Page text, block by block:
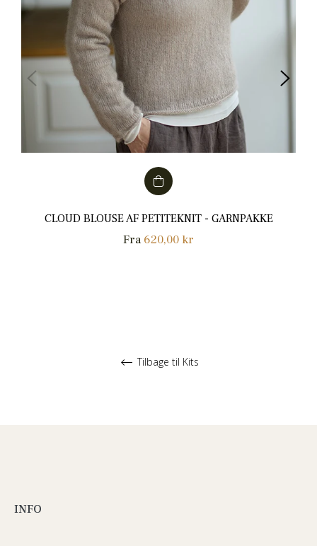
CLOUD BLOUSE AF PETITEKNIT - GARNPAKKE
Fra 620,00 kr
Tilbage til Kits
INFO